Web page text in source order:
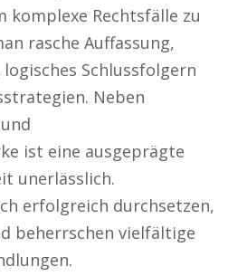
komplexe Rechtsfälle zu
rasche Auffassung,
Schlussfolgern
Neben
ist eine ausgeprägte
unerlässlich.
erfolgreich durchsetzen,
beherrschen vielfältige